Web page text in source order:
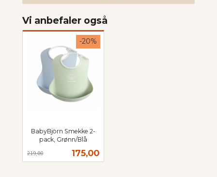
Vi anbefaler også
BabyBjörn Smekke 2-
pack, Grønn/Blå
Tilbud
175,00
219,00
-20%
mva.